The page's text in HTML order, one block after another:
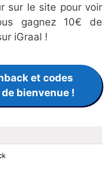
sur le site pour voir
gagnez 10€ de
iGraal !
et codes
bienvenue !